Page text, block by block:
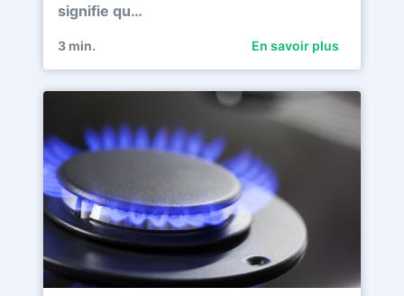
signifie qu…
3 min. En savoir plus